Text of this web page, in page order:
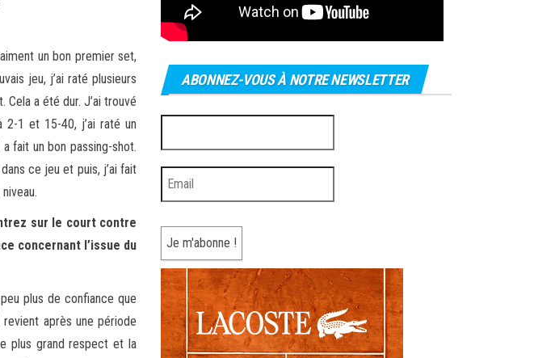
un bon premier set,
jeu, j’ai raté plusieurs
a été dur. J’ai trouvé
2-1 et 15-40, j’ai raté un
fait un bon passing-shot.
ce jeu et puis, j’ai fait
sur le court contre
concernant l’issue du
plus de confiance que
après une période
plus grand respect et la
ABONNEZ-VOUS À NOTRE NEWSLETTER